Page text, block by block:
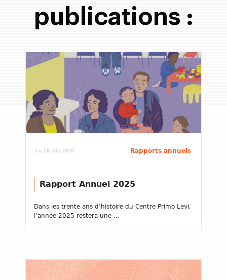
publications :
Le 26 juin 2026 Rapports annuels
Rapport Annuel 2025
Dans les trente ans d’histoire du Centre Primo Levi,
l’année 2025 restera une ...